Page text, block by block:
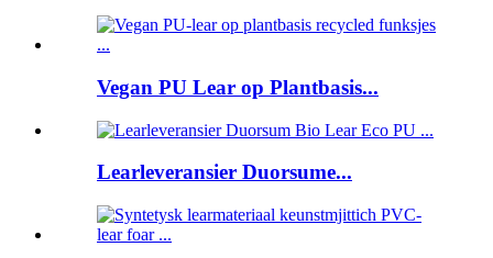
Vegan PU Lear op Plantbasis...
Learleveransier Duorsume...